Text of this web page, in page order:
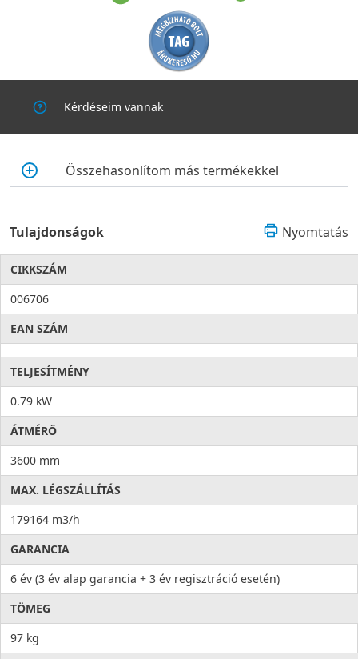
Kérdéseim vannak
Összehasonlítom más termékekkel
Tulajdonságok Nyomtatás
CIKKSZÁM
006706
EAN SZÁM
TELJESÍTMÉNY
0.79 kW
ÁTMÉRŐ
3600 mm
MAX. LÉGSZÁLLÍTÁS
179164 m3/h
GARANCIA
6 év (3 év alap garancia + 3 év regisztráció esetén)
TÖMEG
97 kg